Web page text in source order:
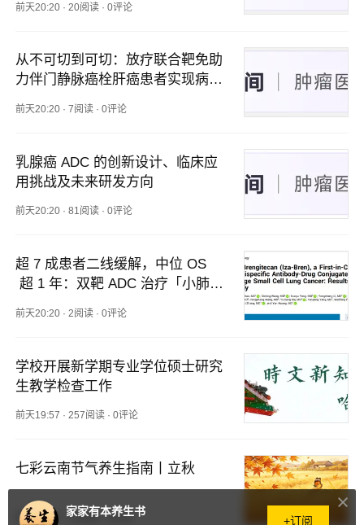
家家有本养生书
+订阅
前天20:20 · 20阅读 ·0评论
从不可切到可切：放疗联合靶免助
力伴门静脉癌栓肝癌患者实现病理
前天20:20 ·7阅读 ·0评论
乳腺癌 ADC 的创新设计、临床应
用挑战及未来研发方向
前天20:20 ·81阅读 ·0评论
超 7 成患者二线缓解，中位 OS
超 1 年：双靶 ADC 治疗「小肺」
前天20:20 ·2阅读 ·0评论
学校开展新学期专业学位硕士研究
生教学检查工作
前天19:57 ·257阅读 ·0评论
七彩云南节气养生指南丨立秋
前天18:27 ·74阅读·0评论